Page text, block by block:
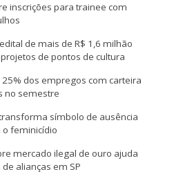
inscrições para trainee com
de mais de R$ 1,6 milhão
de pontos de cultura
25% dos empregos com carteira
no semestre
símbolo de ausência
feminicídio
mercado ilegal de ouro ajuda
alianças em SP